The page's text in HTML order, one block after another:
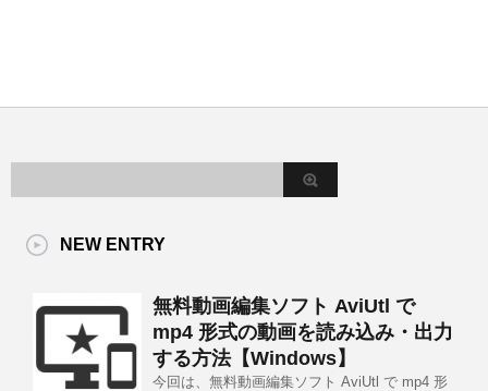
NEW ENTRY
無料動画編集ソフト AviUtl で
mp4 形式の動画を読み込み・出力
する方法【Windows】
今回は、無料動画編集ソフト AviUtl で mp4 形